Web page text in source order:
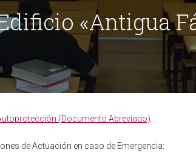
«Antigua
(Documento Abreviado)
de Actuación en caso de Emergencia: